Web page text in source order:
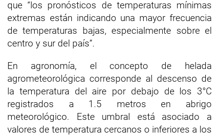
que “los pronósticos de temperaturas mínimas
extremas están indicando una mayor frecuencia
de temperaturas bajas, especialmente sobre el
centro y sur del país”.
En agronomía, el concepto de helada
agrometeorológica corresponde al descenso de
la temperatura del aire por debajo de los 3°C
registrados a 1.5 metros en abrigo
meteorológico. Este umbral está asociado a
valores de temperatura cercanos o inferiores a los